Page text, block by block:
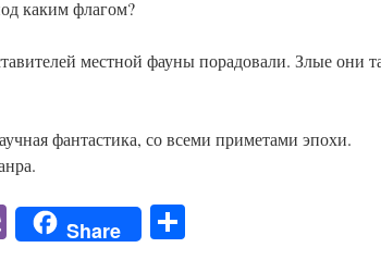
каким флагом?
местной фауны порадовали. Злые они
фантастика, со всеми приметами эпохи.
ViberShare